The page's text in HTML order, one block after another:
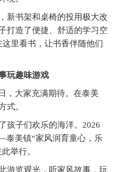
书架和桌椅的投用极大改
打造了便捷、舒适的学习空
里看书，让书香伴随他们
玩趣味游戏
大家充满期待。在泰美
式。
子们欢乐的海洋。2026
美镇“家风润育童心，乐
举行。
览观光，听家风故事，玩